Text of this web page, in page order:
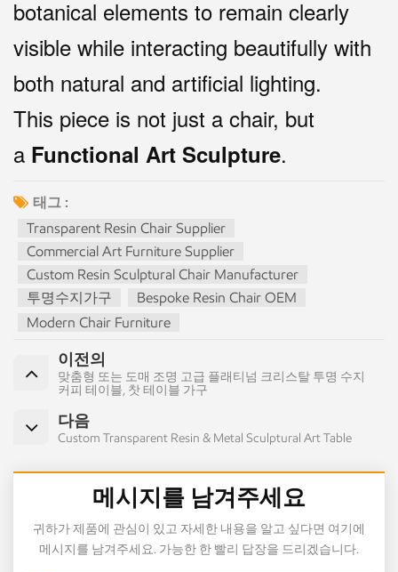
botanical elements to remain clearly
visible while interacting beautifully with
both natural and artificial lighting.
This piece is not just a chair, but
a Functional Art Sculpture.
태그 :
Transparent Resin Chair Supplier
Commercial Art Furniture Supplier
Custom Resin Sculptural Chair Manufacturer
투명수지가구
Bespoke Resin Chair OEM
Modern Chair Furniture
이전의
맞춤형 또는 도매 조명 고급 플래티넘 크리스탈 투명 수지
커피 테이블, 찻 테이블 가구
다음
Custom Transparent Resin & Metal Sculptural Art Table
메시지를 남겨주세요
귀하가 제품에 관심이 있고 자세한 내용을 알고 싶다면 여기에
메시지를 남겨주세요. 가능한 한 빨리 답장을 드리겠습니다.